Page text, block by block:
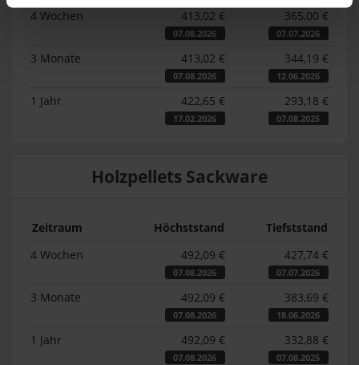
4 Wochen
413,02 €
07.08.2026
365,00 €
07.07.2026
3 Monate 413,02 €
07.08.2026
344,19 €
12.06.2026
1 Jahr 422,65 €
17.02.2026
293,18 €
07.08.2025
Holzpellets Sackware
Zeitraum Höchststand
Tiefststand
4 Wochen
492,09 €
07.08.2026
427,74 €
07.07.2026
3 Monate 492,09 €
07.08.2026
383,69 €
18.06.2026
1 Jahr 492,09 €
07.08.2026
332,88 €
07.08.2025